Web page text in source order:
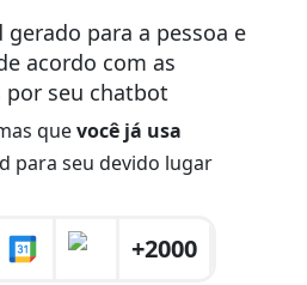
para a pessoa e
acordo com as
por seu chatbot
quevocê já usa
para seu devido lugar
+2000